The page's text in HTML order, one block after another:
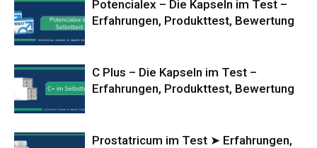
Potencialex – Die Kapseln im Test –
Erfahrungen, Produkttest, Bewertung
C Plus – Die Kapseln im Test –
Erfahrungen, Produkttest, Bewertung
Prostatricum im Test ➤ Erfahrungen,